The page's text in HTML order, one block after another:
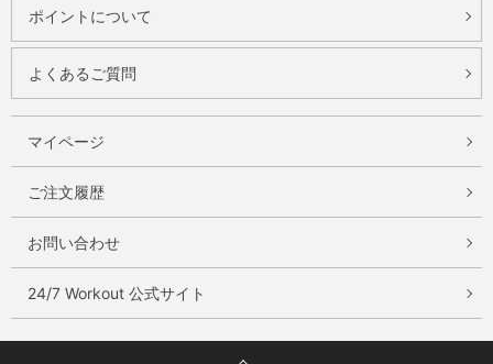
ポイントについて
よくあるご質問
マイページ
ご注文履歴
お問い合わせ
24/7 Workout 公式サイト